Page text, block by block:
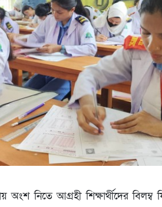
অংশ নিতে আগ্রহী শিক্ষার্থীদের